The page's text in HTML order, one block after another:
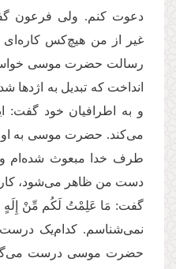
دعوت کنم. ولی فرعون
غیر از من هیچ‌کس
رسالت حضرت موسی
انداخت که تبدیل به اژدها
و به اطرافیان خود
می‌کند. حضرت موسی به او
طرف خدا مبعوث شده‌ام و
دست من ظاهر می‌شود،
گفت: مَا عَلِمْتُ لَكُم مِّنْ إِلَهٍ
نمی‌شناسم. کدام‌یک
حضرت موسی درست